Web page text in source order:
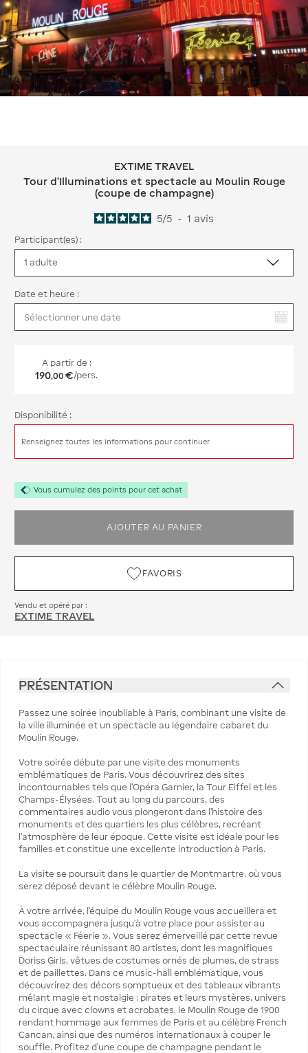
EXTIME TRAVEL Tour
EXTIME TRAVEL
Tour d'Illuminations et spectacle au Moulin Rouge
(coupe de champagne)
5/5 - 1 avis
Participant(es) :
Date et heure :
A partir de :
190,00 €/pers.
Disponibilité :
Renseignez toutes les informations pour continuer
Vous cumulez des points pour cet achat
AJOUTER AU PANIER
FAVORIS
Vendu et opéré par :
EXTIME TRAVEL
PRÉSENTATION
Passez une soirée inoubliable à Paris, combinant une visite de
la ville illuminée et un spectacle au légendaire cabaret du
Moulin Rouge.
Votre soirée débute par une visite des monuments
emblématiques de Paris. Vous découvrirez des sites
incontournables tels que l’Opéra Garnier, la Tour Eiffel et les
Champs-Élysées. Tout au long du parcours, des
commentaires audio vous plongeront dans l’histoire des
monuments et des quartiers les plus célèbres, recréant
l’atmosphère de leur époque. Cette visite est idéale pour les
familles et constitue une excellente introduction à Paris.
La visite se poursuit dans le quartier de Montmartre, où vous
serez déposé devant le célèbre Moulin Rouge.
À votre arrivée, l’équipe du Moulin Rouge vous accueillera et
vous accompagnera jusqu’à votre place pour assister au
spectacle « Féerie ». Vous serez émerveillé par cette revue
spectaculaire réunissant 80 artistes, dont les magnifiques
Doriss Girls, vêtues de costumes ornés de plumes, de strass
et de paillettes. Dans ce music-hall emblématique, vous
découvrirez des décors somptueux et des tableaux vibrants
mêlant magie et nostalgie : pirates et leurs mystères, univers
du cirque avec clowns et acrobates, le Moulin Rouge de 1900
rendant hommage aux femmes de Paris et au célèbre French
Cancan, ainsi que des numéros internationaux à couper le
souffle. Profitez d’une coupe de champagne pendant le